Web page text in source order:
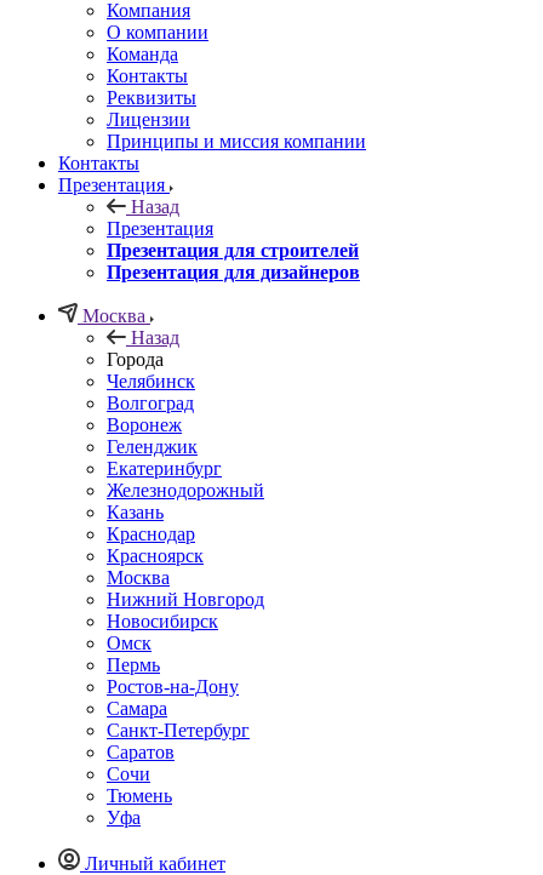
Компания
О компании
Команда
Контакты
Реквизиты
Лицензии
Принципы и миссия компании
Контакты
Презентация
Назад
Презентация
Презентация для строителей
Презентация для дизайнеров
Москва
Назад
Города
Челябинск
Волгоград
Воронеж
Геленджик
Екатеринбург
Железнодорожный
Казань
Краснодар
Красноярск
Москва
Нижний Новгород
Новосибирск
Омск
Пермь
Ростов-на-Дону
Самара
Санкт-Петербург
Саратов
Сочи
Тюмень
Уфа
Личный кабинет